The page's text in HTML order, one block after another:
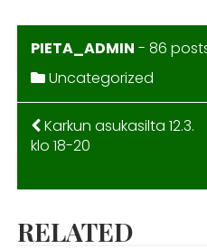
PIETA_ADMIN - 86
Uncategorized
ARTIKKELIEN
Karkun asukasilta 12.3.
klo 18-20
RELATED